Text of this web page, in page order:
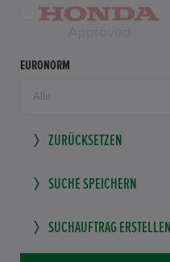
EURONORM
ZURÜCKSETZEN
SUCHE SPEICHERN
SUCHAUFTRAG ERSTELLEN